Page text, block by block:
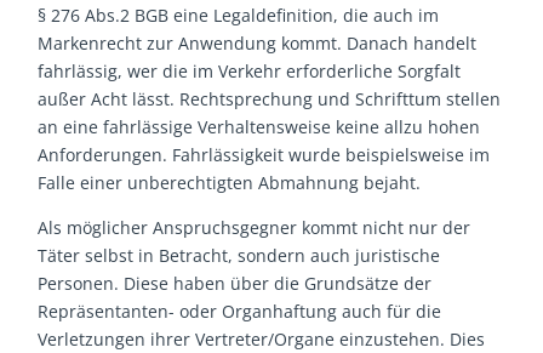
§ 276 Abs.2 BGB eine Legaldefinition, die auch im
Markenrecht zur Anwendung kommt. Danach handelt
fahrlässig, wer die im Verkehr erforderliche Sorgfalt
außer Acht lässt. Rechtsprechung und Schrifttum stellen
an eine fahrlässige Verhaltensweise keine allzu hohen
Anforderungen. Fahrlässigkeit wurde beispielsweise im
Falle einer unberechtigten Abmahnung bejaht.
Als möglicher Anspruchsgegner kommt nicht nur der
Täter selbst in Betracht, sondern auch juristische
Personen. Diese haben über die Grundsätze der
Repräsentanten- oder Organhaftung auch für die
Verletzungen ihrer Vertreter/Organe einzustehen. Dies